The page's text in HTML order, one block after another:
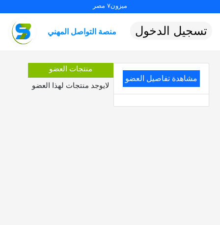
ميزون٧ مصر
منصة التواصل المهني تسجيل الدخول
مشاهدة تفاصيل العضو
منتجات العضو
لايوجد منتجات لهذا العضو